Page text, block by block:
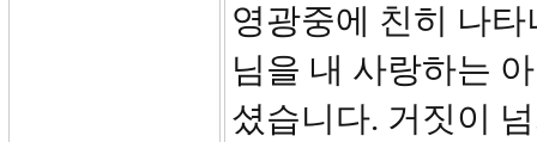
영광중에 친히 나
님을 내 사랑하는
셨습니다. 거짓이